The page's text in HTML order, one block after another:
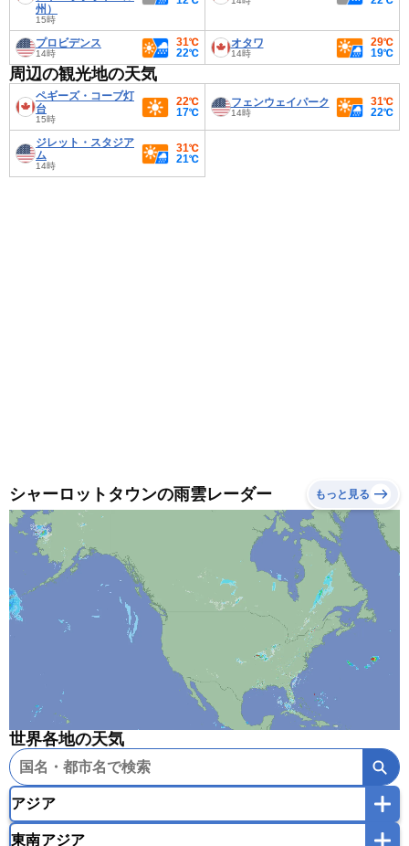
州）
15時
プロビデンス
14時
31℃
22℃
オタワ
14時
29℃
19℃
周辺の観光地の天気
ペギーズ・コーブ灯
台
15時
22℃
17℃
フェンウェイパーク
14時
31℃
22℃
ジレット・スタジア
ム
14時
31℃
21℃
シャーロットタウンの雨雲レーダー もっと見る
世界各地の天気
アジア
東南アジア